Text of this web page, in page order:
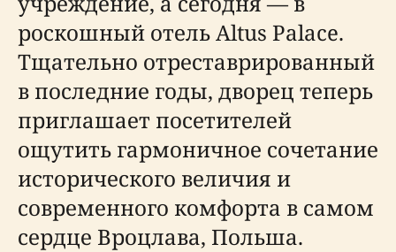
роскошный отель Altus Palace.
Тщательно отреставрированный
в последние годы, дворец теперь
приглашает посетителей
ощутить гармоничное сочетание
исторического величия и
современного комфорта в самом
сердце Вроцлава, Польша.